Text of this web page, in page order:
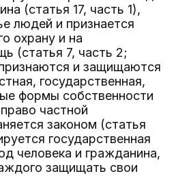
(статья 17, часть 1),
людей и признается
охрану и на
(статья 7, часть 2;
признаются и защищаются
государственная,
формы собственности
частной
законом (статья
государственная
человека и гражданина,
защищать свои